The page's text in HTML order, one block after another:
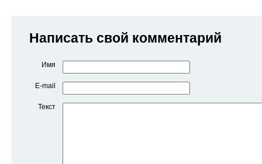
Написать свой комментарий
Имя
E-mail
Текст